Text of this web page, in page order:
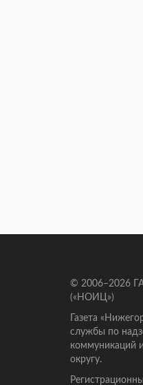
© 2006–2026
(«НОИЦ»)
Газета
службы по
коммуникаций
округу.